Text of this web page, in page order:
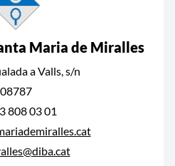
Maria de Miralles
a Valls, s/n
08787
808 03 01